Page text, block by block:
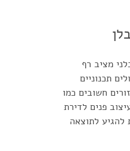
מציב רף
תכנוניים
חשובים כמו
פנים לדירת
להגיע לתוצאה